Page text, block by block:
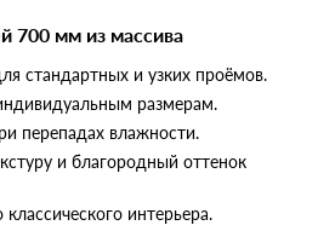
700 мм из массива
стандартных и узких проёмов.
размерам.
перепадах влажности.
и благородный оттенок
интерьера.